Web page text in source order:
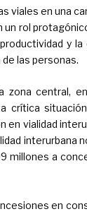
viales en una
un rol
y la
las personas.
zona central,
crítica
en vialidad
interurbana
millones a
en